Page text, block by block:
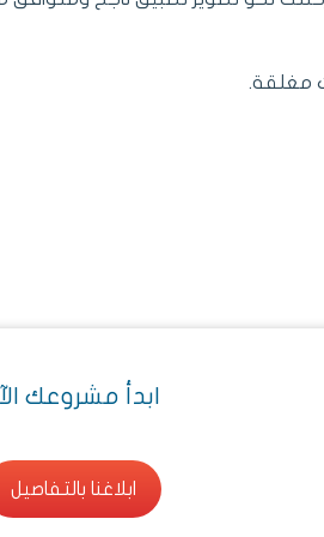
مغلقة.
ابدأ مشروعك
ابلاغنا بالتفاصيل
ابلاغنا بالتفاصيل